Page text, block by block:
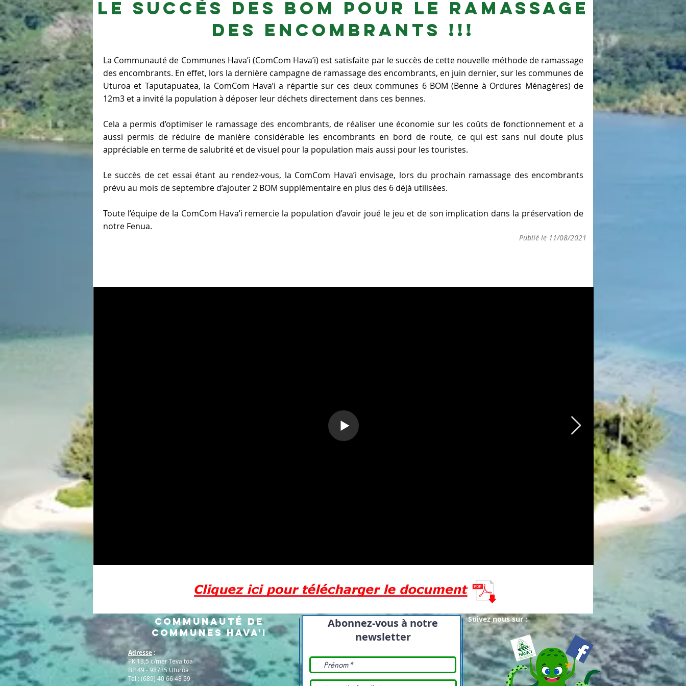
Je suis un paragraphe. Cliquez ici pour ajouter votre propre texte et me modifier. C'est facile.
Je suis un paragraphe
Le succès des BOM pour le ramassage
des encombrants !!!
La Communauté de Communes Hava’i (ComCom Hava’i) est satisfaite par le succès de cette nouvelle méthode de ramassage
des encombrants. En effet, lors la dernière campagne de ramassage des encombrants, en juin dernier, sur les communes de
Uturoa et Taputapuatea, la ComCom Hava’i a répartie sur ces deux communes 6 BOM (Benne à Ordures Ménagères) de
12m3 et a invité la population à déposer leur déchets directement dans ces bennes.
Cela a permis d’optimiser le ramassage des encombrants, de réaliser une économie sur les coûts de fonctionnement et a
aussi permis de réduire de manière considérable les encombrants en bord de route, ce qui est sans nul doute plus
appréciable en terme de salubrité et de visuel pour la population mais aussi pour les touristes.
Le succès de cet essai étant au rendez-vous, la ComCom Hava’i envisage, lors du prochain ramassage des encombrants
prévu au mois de septembre d’ajouter 2 BOM supplémentaire en plus des 6 déjà utilisées.
Toute l’équipe de la ComCom Hava’i remercie la population d’avoir joué le jeu et de son implication dans la préservation de
notre Fenua.
Publié le 11/08/2021
Communauté de
Communes Hava'i
Adresse:
PK 13,5 c/mer Tevaitoa
BP 49 - 98735 Uturoa
Tel : (689) 40 66 48 59
Suivez nous sur :
Abonnez-vous à notre
newsletter